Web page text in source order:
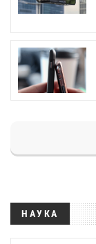
НАУКА